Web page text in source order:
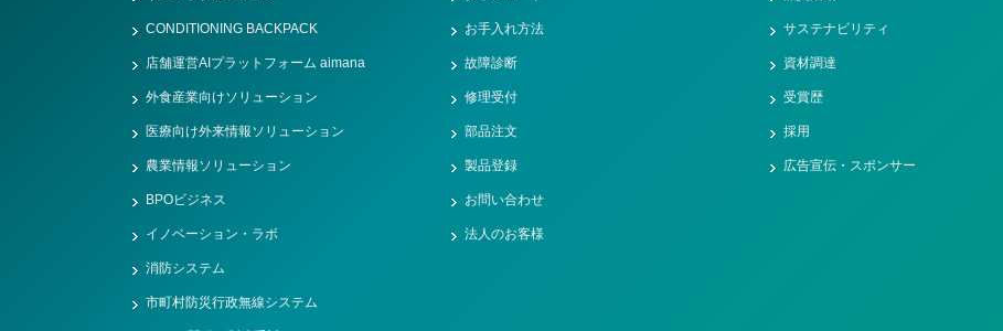
CONDITIONING BACKPACK
店舗運営AIプラットフォーム aimana
外食産業向けソリューション
医療向け外来情報ソリューション
農業情報ソリューション
BPOビジネス
イノベーション・ラボ
消防システム
市町村防災行政無線システム
お手入れ方法
故障診断
修理受付
部品注文
製品登録
お問い合わせ
法人のお客様
サステナビリティ
資材調達
受賞歴
採用
広告宣伝・スポンサー